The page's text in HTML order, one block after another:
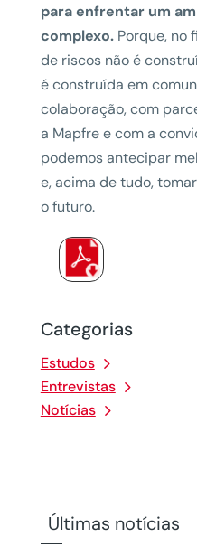
Categorias
Estudos
Entrevistas
Notícias
para enfrentar um
complexo.Porque, no
de riscos não é
é construída em
colaboração, com
a Mapfre e com a
podemos antecipar
e, acima de tudo,
o futuro.
Últimas notícias